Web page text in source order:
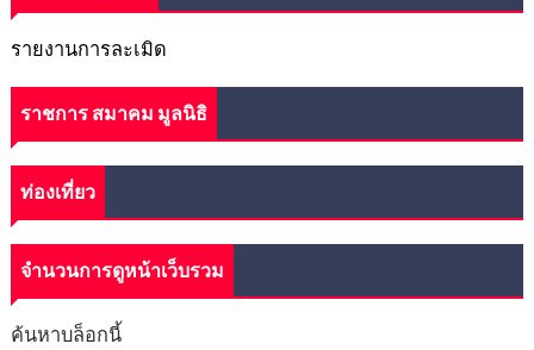
รายงานการละเมิด
ราชการ สมาคม มูลนิธิ
ท่องเที่ยว
จำนวนการดูหน้าเว็บรวม
ค้นหาบล็อกนี้